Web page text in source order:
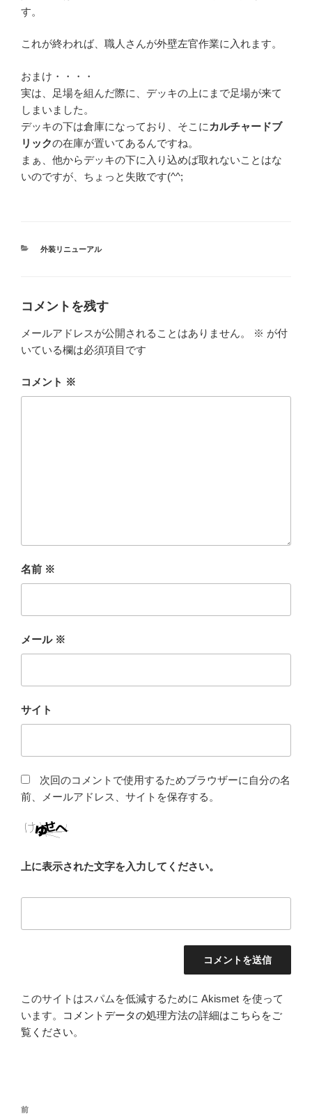
す。
これが終われば、職人さんが外壁左官作業に入れます。
おまけ・・・・
実は、足場を組んだ際に、デッキの上にまで足場が来て
しまいました。
デッキの下は倉庫になっており、そこに カルチャードブ
リックの在庫が置いてあるんですね。
まぁ、他からデッキの下に入り込めば取れないことはな
いのですが、ちょっと失敗です(^^;
カ
ー
外装リニューアル
コメントを残す
メールアドレスが公開されることはありません。 ※ が付
いている欄は必須項目です
コメント ※
名前 ※
メール ※
サイト
次回のコメントで使用するためブラウザーに自分の名
前、メールアドレス、サイトを保存する。
上に表示された文字を入力してください。
このサイトはスパムを低減するために Akismet を使って
います。
コメントデータの処理方法の詳細はこちらをご
覧ください。
投
前
前